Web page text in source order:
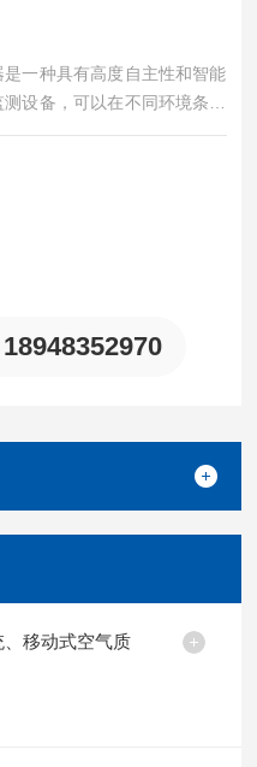
一种具有高度自主性和智能
设备，可以在不同环境条件
18948352970
移动式空气质